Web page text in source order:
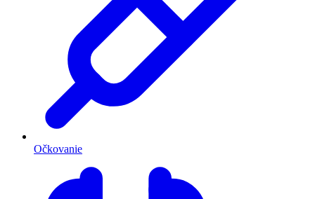
Očkovanie